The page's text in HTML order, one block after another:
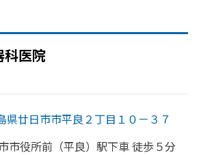
科医院
県廿日市市平良２丁目１０－３７
市役所前 （平良） 駅下車 徒歩５分